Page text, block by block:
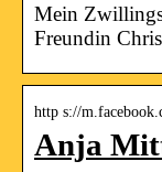
Mein Zwillings
Freundin
http s://
Anja